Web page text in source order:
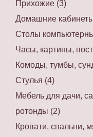
Прихожие (3)
Домашние
Столы
Часы, картины,
Комоды, тумбы,
Стулья (4)
Мебель для дачи,
ротонды (2)
Кровати, спальни,